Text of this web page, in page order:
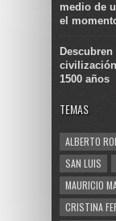
medio de
el
1500 años
TEMAS
ALBERTO
SAN LUIS
MAURICIO
CRISTINA